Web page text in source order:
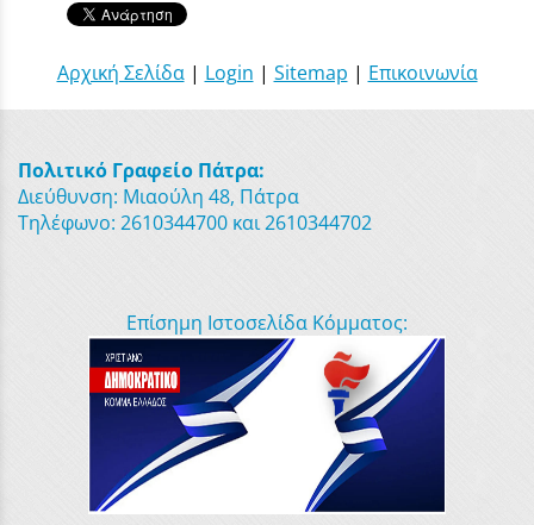
Αρχική Σελίδα| Login | Sitemap | Επικοινωνία
Πολιτικό Γραφείο Πάτρα:
Διεύθυνση: Μιαούλη 48, Πάτρα
Τηλέφωνο: 2610344700 και 2610344702
Επίσημη Ιστοσελίδα Κόμματος: